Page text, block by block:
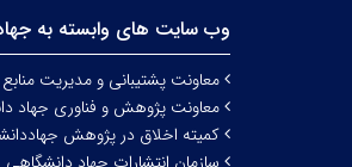
وب سایت های وابسته به
معاونت پشتیبانی و مدیریت
معاونت پژوهش و فناوری جهاد
کمیته اخلاق در پژوهش